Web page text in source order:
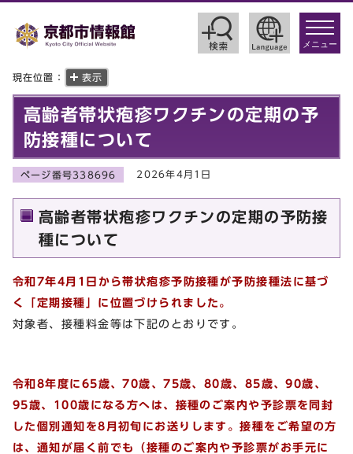
toggle
メニュー
現在位置： 表示
高齢者帯状疱疹ワクチンの定期の予
防接種について
ページ番号338696 2026年4月1日
高齢者帯状疱疹ワクチンの定期の予防接
種について
令和7年4月1日から帯状疱疹予防接種が予防接種法に基づ
く「定期接種」に位置づけられました。
対象者、接種料金等は下記のとおりです。
令和8年度に65歳、70歳、75歳、80歳、85歳、90歳、
95歳、100歳になる方へは、接種のご案内や予診票を同封
した個別通知を8月初旬にお送りします。接種をご希望の方
は、 通知が届く前でも（接種のご案内や予診票がお手元に